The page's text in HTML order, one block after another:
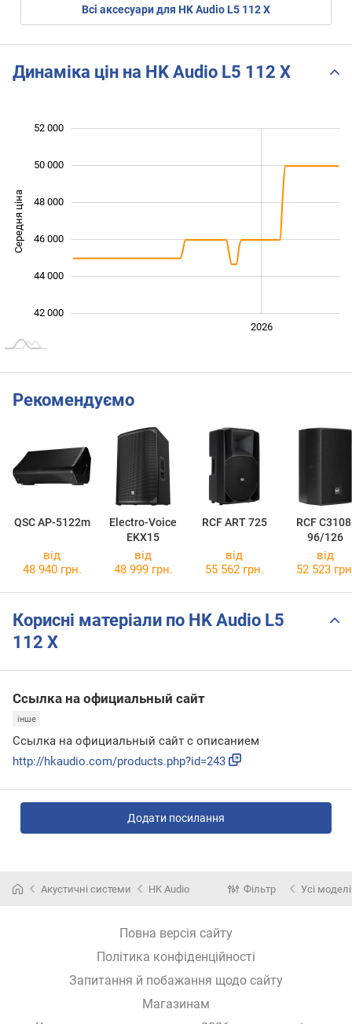
Всі аксесуари для HK Audio L5 112 X
Динаміка цін на HK Audio L5 112 X
Середня ціна
42 000
44 000
46 000
48 000
50 000
52 000
2026
Рекомендуємо
QSC AP-5122m
Electro-Voice
EKX15
RCF ART 725
RCF
96/126
від
48 940 грн.
від
48 999 грн.
від
55 562 грн.
від
52 523
Корисні матеріали по HK Audio L5
112 X
Ссылка на официальный сайт
інше
Ссылка на официальный сайт с описанием
http://hkaudio.com/products.php?id=243
Додати посилання
Акустичні системи HK Audio Фільтр Усі моделі
Повна версія сайту
Політика конфіденційності
Запитання й побажання щодо сайту
Магазинам